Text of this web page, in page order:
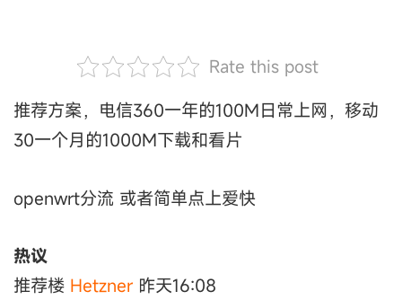
Rate this post
推荐方案，电信360一年的100M日常上网，移动
30一个月的1000M下载和看片
openwrt分流 或者简单点上爱快
热议
推荐楼 Hetzner 昨天16:08